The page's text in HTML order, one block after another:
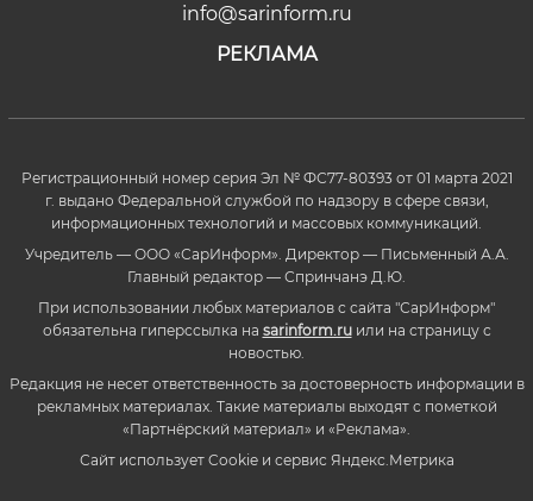
info@sarinform.ru
РЕКЛАМА
Регистрационный номер серия Эл № ФС77-80393 от 01 марта 2021
г. выдано Федеральной службой по надзору в сфере связи,
информационных технологий и массовых коммуникаций.
Учредитель — ООО «СарИнформ». Директор — Письменный А.А.
Главный редактор — Спринчанэ Д.Ю.
При использовании любых материалов с сайта "СарИнформ"
обязательна гиперссылка на sarinform.ruили на страницу с
новостью.
Редакция не несет ответственность за достоверность информации в
рекламных материалах. Такие материалы выходят с пометкой
«Партнёрский материал» и «Реклама».
Сайт использует Cookie и сервиc Яндекс.Метрика